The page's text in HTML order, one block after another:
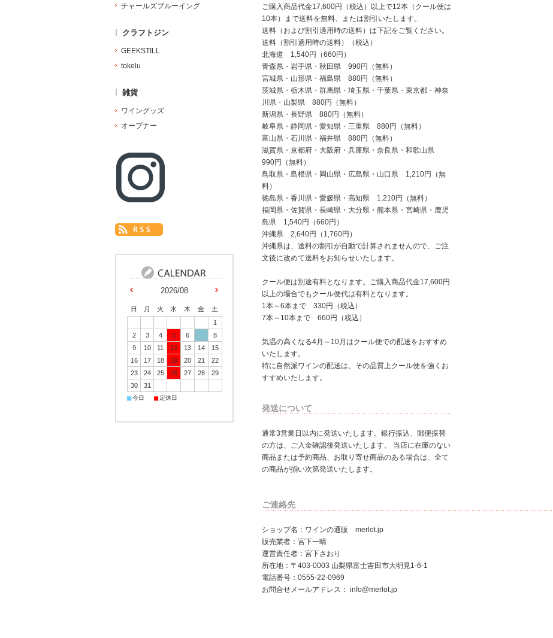
ご購入商品代金17,600円（税込）以上で12本（クール便は
10本）まで送料を無料、または割引いたします。
送料（および割引適用時の送料）は下記をご覧ください。
送料（割引適用時の送料）（税込）
北海道 1,540円（660円）
青森県・岩手県・秋田県 990円（無料）
宮城県・山形県・福島県 880円（無料）
茨城県・栃木県・群馬県・埼玉県・千葉県・東京都・神奈
川県・山梨県 880円（無料）
新潟県・長野県 880円（無料）
岐阜県・静岡県・愛知県・三重県 880円（無料）
富山県・石川県・福井県 880円（無料）
滋賀県・京都府・大阪府・兵庫県・奈良県・和歌山県
990円（無料）
鳥取県・島根県・岡山県・広島県・山口県 1,210円（無
料）
徳島県・香川県・愛媛県・高知県 1,210円（無料）
福岡県・佐賀県・長崎県・大分県・熊本県・宮崎県・鹿児
島県 1,540円（660円）
沖縄県 2,640円（1,760円）
沖縄県は、送料の割引が自動で計算されませんので、ご注
文後に改めて送料をお知らせいたします。
クール便は別途有料となります。ご購入商品代金17,600円
以上の場合でもクール便代は有料となります。
1本～6本まで 330円（税込）
7本～10本まで 660円（税込）
気温の高くなる4月～10月はクール便での配送をおすすめ
いたします。
特に自然派ワインの配送は、その品質上クール便を強くお
すすめいたします。
発送について
通常3営業日以内に発送いたします。銀行振込、郵便振替
の方は、ご入金確認後発送いたします。 当店に在庫のない
商品または予約商品、お取り寄せ商品のある場合は、全て
の商品が揃い次第発送いたします。
ご連絡先
ショップ名：ワインの通販 merlot.jp
販売業者：宮下一晴
運営責任者：宮下さおり
所在地：〒403-0003 山梨県富士吉田市大明見1-6-1
電話番号：0555-22-0969
お問合せメールアドレス： info@merlot.jp
チャールズブルーイング
クラフトジン
GEEKSTILL
tokelu
雑貨
ワイングッズ
オープナー
2026/08
日 月 火 水 木 金
土
1
2
3 4 5 6 7
8
9
10 11 12 13 14
15
16
17 18 19 20 21
22
23
24 25 26 27 28
29
30
31
■今日 ■定休日